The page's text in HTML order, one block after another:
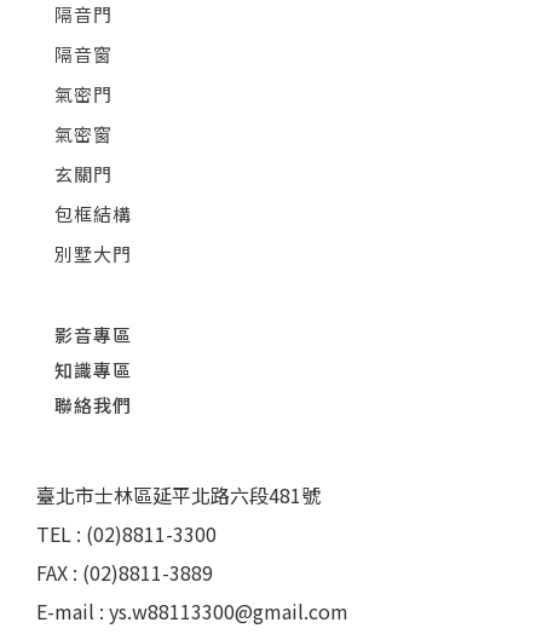
隔音門
隔音窗
氣密門
氣密窗
玄關門
包框結構
別墅大門
影音專區
知識專區
聯絡我們
臺北市士林區延平北路六段481號
TEL : (02)8811-3300
FAX : (02)8811-3889
E-mail : ys.w88113300@gmail.com